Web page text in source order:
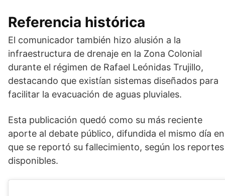
Referencia histórica
El comunicador también hizo alusión a la
infraestructura de drenaje en la Zona Colonial
durante el régimen de Rafael Leónidas Trujillo,
destacando que existían sistemas diseñados para
facilitar la evacuación de aguas pluviales.
Esta publicación quedó como su más reciente
aporte al debate público, difundida el mismo día en
que se reportó su fallecimiento, según los reportes
disponibles.